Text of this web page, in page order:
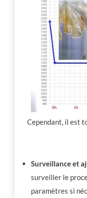
Cependant, il est
Surveillance et
surveiller le
paramètres si